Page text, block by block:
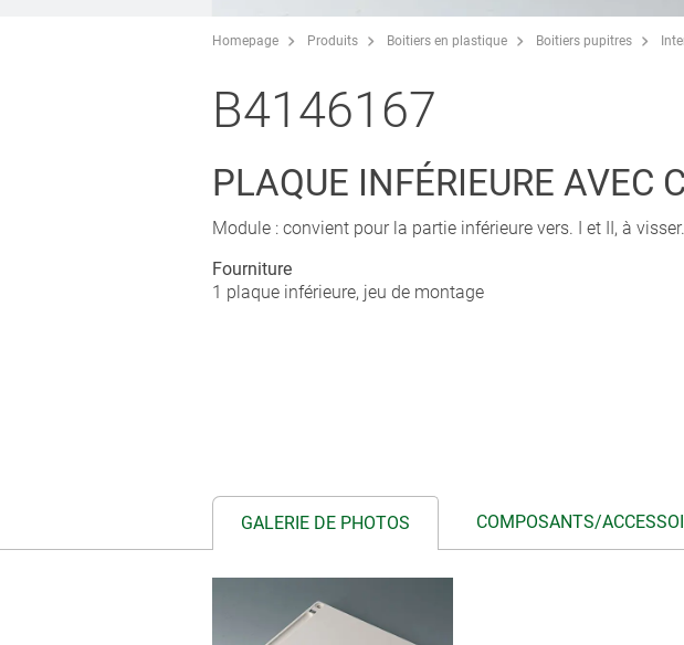
Homepage Produits Boitiers en plastique Boitiers pupitres
B4146167
PLAQUE INFÉRIEURE AVEC
Module : convient pour la partie inférieure vers. I et II, à visser.
Fourniture
1 plaque inférieure, jeu de montage
GALERIE DE PHOTOS COMPOSANTS/